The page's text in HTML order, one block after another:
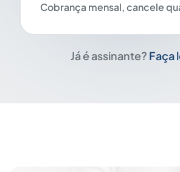
Cobrança mensal, cancele
Já é assinante? Faça